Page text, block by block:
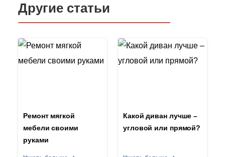
Другие статьи
Ремонт мягкой
мебели своими
руками
Какой диван лучше –
угловой или прямой?